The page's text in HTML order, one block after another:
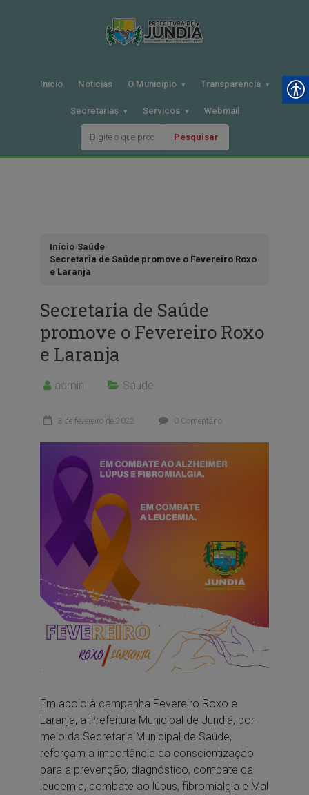
Inicio Noticias O Municipio Transparencia
Secretarias Servicos Webmail
Pesquisar
Início›Saúde›
Secretaria de Saúde promove o Fevereiro Roxo
e Laranja
Secretaria de Saúde
promove o Fevereiro Roxo
e Laranja
admin Saúde
3 de fevereiro de 2022 0 Comentário
Em apoio à campanha Fevereiro Roxo e
Laranja, a Prefeitura Municipal de Jundiá, por
meio da Secretaria Municipal de Saúde,
reforçam a importância da conscientização
para a prevenção, diagnóstico, combate da
leucemia, combate ao lúpus, fibromialgia e Mal